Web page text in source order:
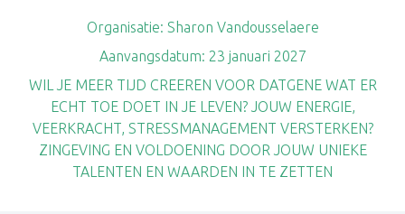
Organisatie: Sharon Vandousselaere
Aanvangsdatum: 23 januari 2027
WIL JE MEER TIJD CREEREN VOOR DATGENE WAT ER
ECHT TOE DOET IN JE LEVEN? JOUW ENERGIE,
VEERKRACHT, STRESSMANAGEMENT VERSTERKEN?
ZINGEVING EN VOLDOENING DOOR JOUW UNIEKE
TALENTEN EN WAARDEN IN TE ZETTEN